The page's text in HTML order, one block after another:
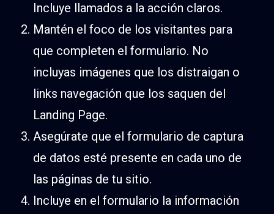
Incluye llamados a la acción claros.
Mantén el foco de los visitantes para
que completen el formulario. No
incluyas imágenes que los distraigan o
links navegación que los saquen del
Landing Page.
Asegúrate que el formulario de captura
de datos esté presente en cada uno de
las páginas de tu sitio.
Incluye en el formulario la información